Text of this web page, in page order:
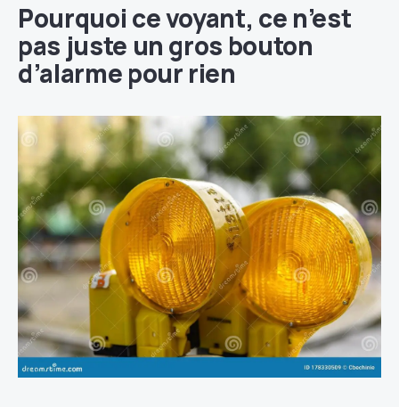
Pourquoi ce voyant, ce n’est
pas juste un gros bouton
d’alarme pour rien